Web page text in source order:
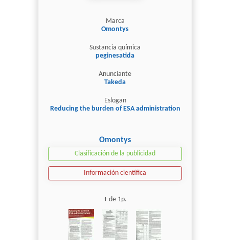
Marca
Omontys
Sustancia química
peginesatida
Anunciante
Takeda
Eslogan
Reducing the burden of ESA administration
Omontys
Clasificación de la publicidad
Información científica
+ de 1p.